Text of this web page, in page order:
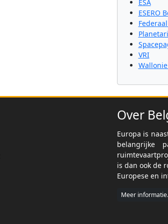
ESA
ESERO
VRI
Over
Europa is
belangrijke
is dan ook de
Europese en
Meer